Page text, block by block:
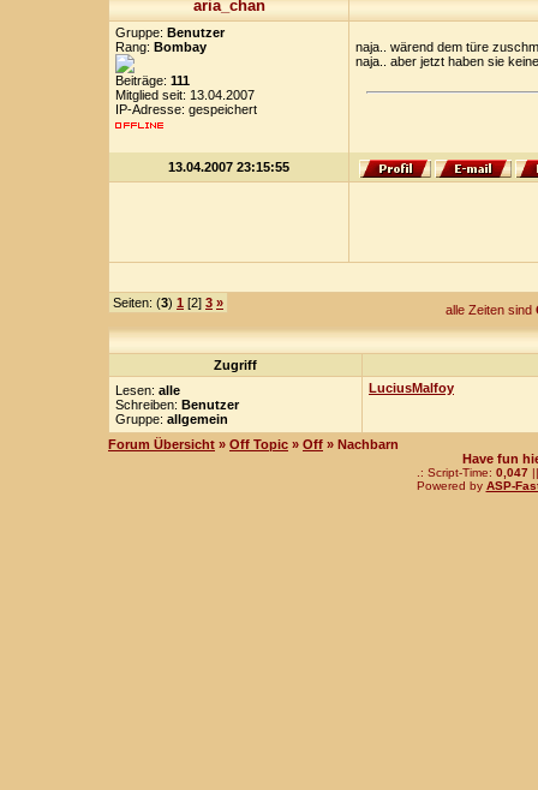
aria_chan
Gruppe: Benutzer
Rang: Bombay
Beiträge: 111
Mitglied seit: 13.04.2007
IP-Adresse: gespeichert
naja.. wärend dem türe
naja.. aber jetzt haben sie
13.04.2007 23:15:55
Seiten: (3) 1 [2] 3 » alle Zeiten sind
Zugriff
Lesen: alle
Schreiben: Benutzer
Gruppe: allgemein
LuciusMalfoy
Forum Übersicht » Off Topic » Off » Nachbarn
Have fun
.: Script-Time: 0,047||
Powered by ASP-